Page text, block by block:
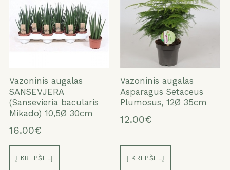
Vazoninis augalas
SANSEVJERA
(Sansevieria bacularis
Mikado) 10,5Ø 30cm
16.00€
Į KREPŠELĮ
Vazoninis augalas
Asparagus Setaceus
Plumosus, 12Ø 35cm
12.00€
Į KREPŠELĮ